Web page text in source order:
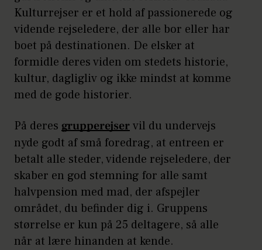
Kulturrejser er et hold af passionerede og
vidende rejseledere, der alle bor eller har
boet på destinationen. De elsker at
formidle deres viden om stedets historie,
kultur, dagligliv og ikke mindst at komme
med de gode historier.
På deres grupperejservil du undervejs
nyde godt af små foredrag, at entreen er
betalt alle steder, vidende rejseledere, der
skaber en god stemning for alle samt
halvpension med mad, der afspejler
området, du befinder dig i. Gruppens
størrelse er kun på 25 deltagere, så alle
når at lære hinanden at kende.